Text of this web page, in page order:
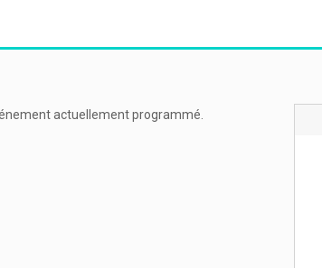
actuellement programmé.